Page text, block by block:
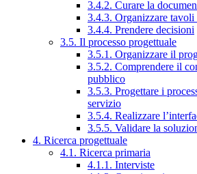
3.4.2. Curare la
3.4.3. Organizzare
3.4.4. Prendere decisioni
3.5. Il processo progettuale
3.5.1. Organizzare il
3.5.2. Comprendere il
pubblico
3.5.3. Progettare i
servizio
3.5.4. Realizzare
3.5.5. Validare la
4. Ricerca progettuale
4.1. Ricerca primaria
4.1.1. Interviste